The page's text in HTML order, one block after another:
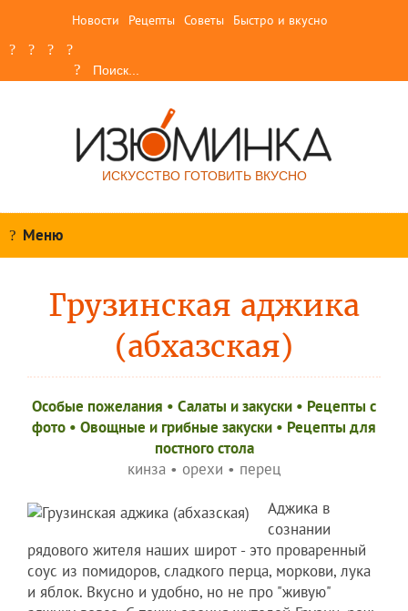
Новости Рецепты Советы Быстро и вкусно
ИСКУССТВО ГОТОВИТЬ ВКУСНО
Меню
Грузинская аджика
(абхазская)
Особые пожелания • Салаты и закуски • Рецепты c
фото • Овощные и грибные закуски • Рецепты для
постного стола
кинза • орехи • перец
Аджика в
сознании
рядового жителя наших широт - это проваренный
соус из помидоров, сладкого перца, моркови, лука
и яблок. Вкусно и удобно, но не про "живую"